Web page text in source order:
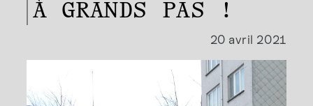
À GRANDS PAS !
20 avril 2021